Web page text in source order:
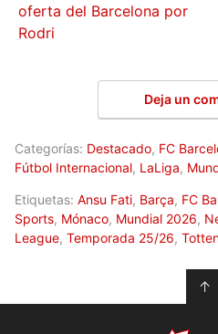
oferta del Barcelona por
Rodri
Deja un
Categorías: Destacado, FC
Fútbol Internacional, LaLiga,
Etiquetas: Ansu Fati, Barça, FC
Sports, Mónaco, Mundial 2026,
League, Temporada 25/26,
↑